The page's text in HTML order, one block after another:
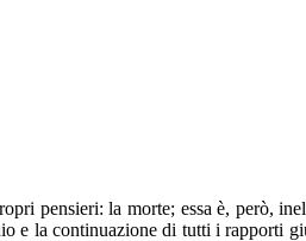
pensieri: la morte; essa è, però,
e la continuazione di tutti i rapporti